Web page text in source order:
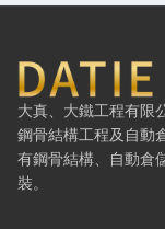
大鐵工程有限公司
大真、大鐵工程有限
鋼骨結構工程及自動
有鋼骨結構、自動倉
裝。